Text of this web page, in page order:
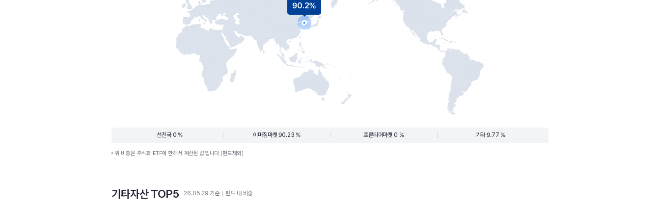
90.2%
선진국 0 % 이머징마켓 90.23 % 프론티어마켓 0 % 기타 9.77 %
위 비중은 주식과 ETF에 한해서 계산된 값입니다.(펀드제외)
기타자산 TOP5 26.05.29 기준 펀드 내 비중